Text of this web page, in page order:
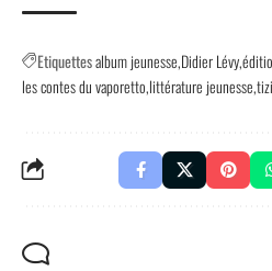
Etiquettesalbum jeunesse Didier Lévy
les contes du vaporetto littérature jeunesse